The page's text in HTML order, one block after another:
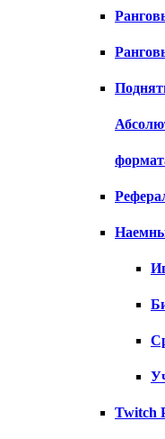
Twitch